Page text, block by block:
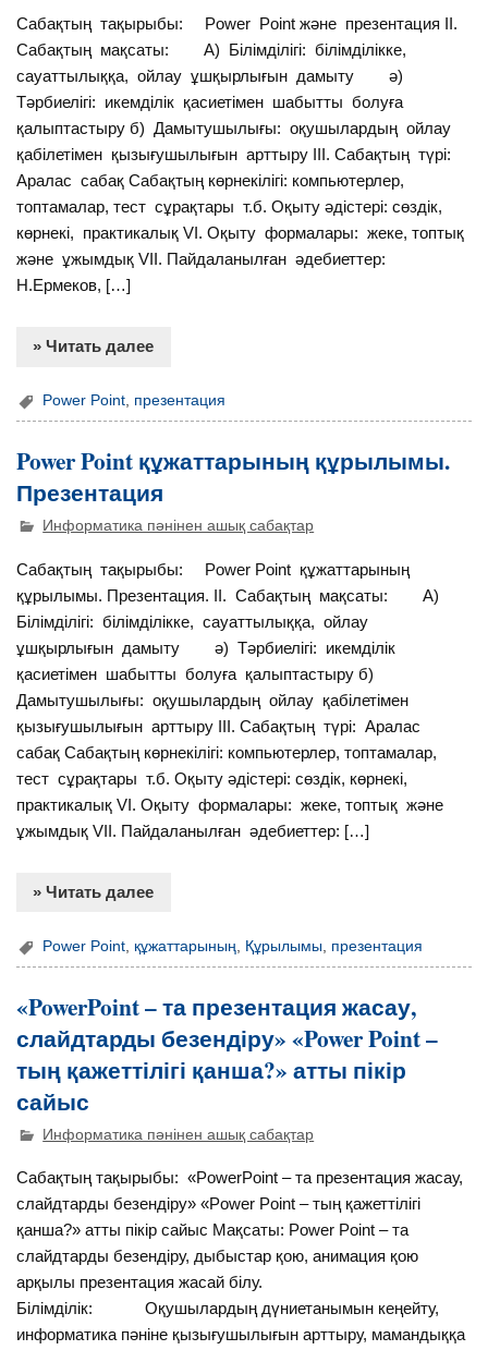
Сабақтың тақырыбы: Power Point және презентация ІІ.
Сабақтың мақсаты: А) Білімділігі: білімділікке,
сауаттылыққа, ойлау ұшқырлығын дамыту ә)
Тәрбиелігі: икемділік қасиетімен шабытты болуға
қалыптастыру б) Дамытушылығы: оқушылардың ойлау
қабілетімен қызығушылығын арттыру ІІІ. Сабақтың түрі:
Аралас сабақ Сабақтың көрнекілігі: компьютерлер,
топтамалар, тест сұрақтары т.б. Оқыту әдістері: сөздік,
көрнекі, практикалық VІ. Оқыту формалары: жеке, топтық
және ұжымдық VІІ. Пайдаланылған әдебиеттер:
Н.Ермеков, […]
» Читать далее
Power Point презентация
Power Point құжаттарының құрылымы.
Презентация
Информатика пәнінен ашық сабақтар
Сабақтың тақырыбы: Power Point құжаттарының
құрылымы. Презентация. ІІ. Сабақтың мақсаты: А)
Білімділігі: білімділікке, сауаттылыққа, ойлау
ұшқырлығын дамыту ә) Тәрбиелігі: икемділік
қасиетімен шабытты болуға қалыптастыру б)
Дамытушылығы: оқушылардың ойлау қабілетімен
қызығушылығын арттыру ІІІ. Сабақтың түрі: Аралас
сабақ Сабақтың көрнекілігі: компьютерлер, топтамалар,
тест сұрақтары т.б. Оқыту әдістері: сөздік, көрнекі,
практикалық VІ. Оқыту формалары: жеке, топтық және
ұжымдық VІІ. Пайдаланылған әдебиеттер: […]
» Читать далее
Power Point құжаттарының Құрылымы презентация
«PowerPoint – та презентация жасау,
слайдтарды безендіру» «Power Point –
тың қажеттілігі қанша?» атты пікір
сайыс
Информатика пәнінен ашық сабақтар
Сабақтың тақырыбы: «PowerPoint – та презентация жасау,
слайдтарды безендіру» «Power Point – тың қажеттілігі
қанша?» атты пікір сайыс Мақсаты: Power Point – та
слайдтарды безендіру, дыбыстар қою, анимация қою
арқылы презентация жасай білу.
Білімділік: Оқушылардың дүниетанымын кеңейту,
информатика пәніне қызығушылығын арттыру, мамандыққа